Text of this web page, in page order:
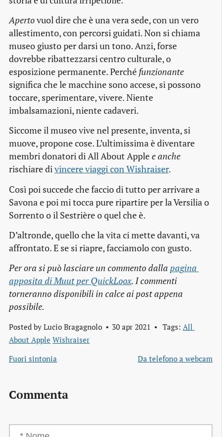
Apertovuol dire che è una vera sede, con un vero
allestimento, con percorsi guidati. Non si chiama
museo giusto per darsi un tono. Anzi, forse
dovrebbe ribattezzarsi centro culturale, o
esposizione permanente. Perché funzionante
significa che le macchine sono accese, si possono
toccare, sperimentare, vivere. Niente
imbalsamazioni, niente cadaveri.
Siccome il museo vive nel presente, inventa, si
muove, propone cose. L’ultimissima è diventare
membri donatori di All About Applee anche
rischiare divincere viaggi con Wishraiser.
Così poi succede che faccio di tutto per arrivare a
Savona e poi mi tocca pure ripartire per la Versilia o
Sorrento o il Sestrière o quel che è.
D’altronde, quello che la vita ci mette davanti, va
affrontato. E se si riapre, facciamolo con gusto.
Per ora si può lasciare un commento dalla pagina
apposita di Muut per QuickLoox. I commenti
torneranno disponibili in calce ai post appena
possibile.
Posted by Lucio Bragagnolo 30 apr 2021 Tags: All
About Apple Wishraiser
Fuori sintonia
Da telefono a webcam
Commenta